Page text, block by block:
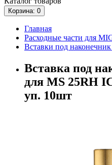
Корзина: 0
Главная
Расходные части для
Вставки под
Вставка под
для MS 25RH
уп. 10шт